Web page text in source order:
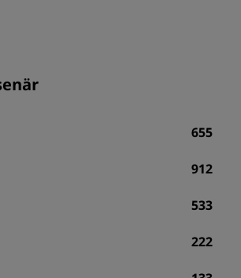
655
912
533
222